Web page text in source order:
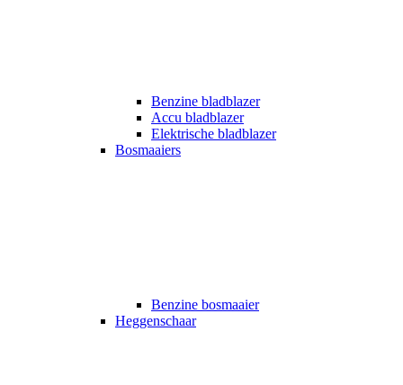
Benzine bladblazer
Accu bladblazer
Elektrische bladblazer
Bosmaaiers
Benzine bosmaaier
Heggenschaar